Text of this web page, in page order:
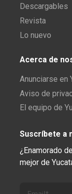
Descargables
Revista
Lo nuevo
Acerca de
Anunciarse en
Aviso de
El equipo de
Suscríbete a
¿Enamorado
mejor de